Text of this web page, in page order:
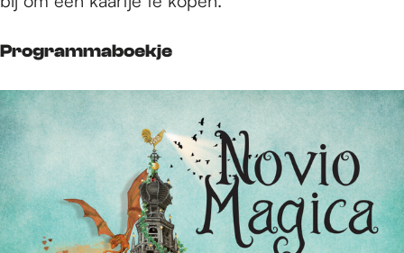
Programmaboekje